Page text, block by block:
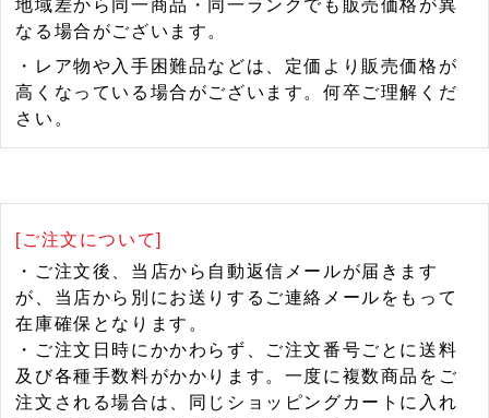
地域差から同一商品・同一ランクでも販売価格が異
なる場合がございます。
・レア物や入手困難品などは、定価より販売価格が
高くなっている場合がございます。何卒ご理解くだ
さい。
[ご注文について]
・ご注文後、当店から自動返信メールが届きます
が、当店から別にお送りするご連絡メールをもって
在庫確保となります。
・ご注文日時にかかわらず、ご注文番号ごとに送料
及び各種手数料がかかります。一度に複数商品をご
注文される場合は、同じショッピングカートに入れ